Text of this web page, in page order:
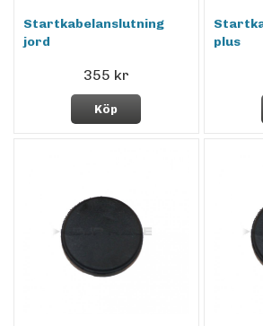
Startkabelanslutning
jord
355 kr
Köp
plus